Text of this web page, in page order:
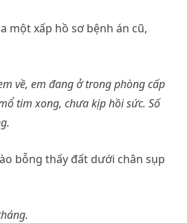
một xấp hồ sơ bệnh án cũ,
về, em đang ở trong phòng cấp
tim xong, chưa kịp hồi sức. Số
bỗng thấy đất dưới chân sụp